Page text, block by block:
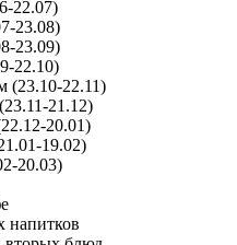
22.07)
23.08)
23.09)
22.10)
(23.10-22.11)
21.12)
20.01)
19.02)
20.03)
напитков